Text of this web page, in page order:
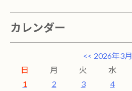
カレンダー
<< 2026年3月
日
月 火 水
1
2 3 4